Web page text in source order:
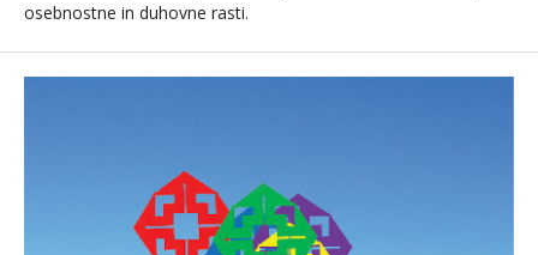
osebnostne in duhovne rasti.